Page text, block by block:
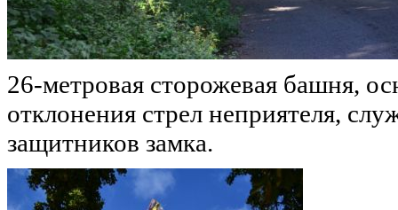
26-метровая сторожевая башня,
отклонения стрел неприятеля,
защитников замка.